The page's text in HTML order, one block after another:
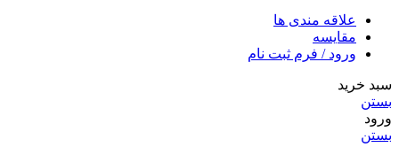
علاقه مندی ها
مقایسه
ورود / فرم ثبت نام
سبد خرید
بستن
ورود
بستن